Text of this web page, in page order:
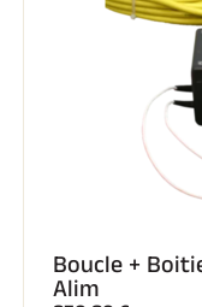
Boucle +
Alim